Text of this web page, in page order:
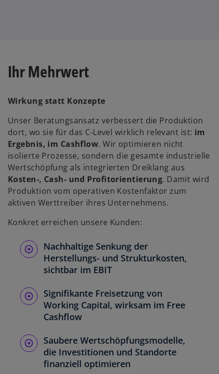
Ihr Mehrwert
Wirkung statt Konzepte
Unser Beratungsansatz verbessert die Produktion
dort, wo sie für das C‑Level wirklich relevant ist: im
Ergebnis, im Cashflow. Wir optimieren nicht
isolierte Prozesse, sondern die gesamte industrielle
Wertschöpfung als integrierten Dreiklang aus
Kosten-, Cash- und Profitorientierung. Damit wird
Produktion vom operativen Kostenfaktor zum
aktiven Werttreiber ihres Unternehmens.
Konkret erreichen unsere Kunden:
Nachhaltige Senkung der
Herstellungs- und Strukturkosten,
sichtbar im EBIT
Signifikante Freisetzung von
Working Capital, wirksam im Free
Cashflow
Saubere Wertschöpfungsmodelle,
die Investitionen und Standorte
finanziell optimieren